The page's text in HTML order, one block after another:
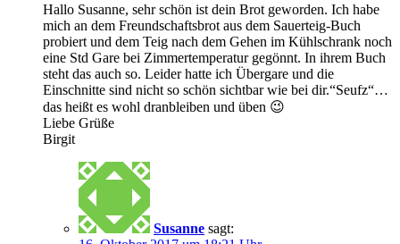
Hallo Susanne, sehr schön ist dein Brot geworden. Ich habe
mich an dem Freundschaftsbrot aus dem Sauerteig-Buch
probiert und dem Teig nach dem Gehen im Kühlschrank noch
eine Std Gare bei Zimmertemperatur gegönnt. In ihrem Buch
steht das auch so. Leider hatte ich Übergare und die
Einschnitte sind nicht so schön sichtbar wie bei dir.“Seufz“…
das heißt es wohl dranbleiben und üben 😉
Liebe Grüße
Birgit
Susanne sagt: